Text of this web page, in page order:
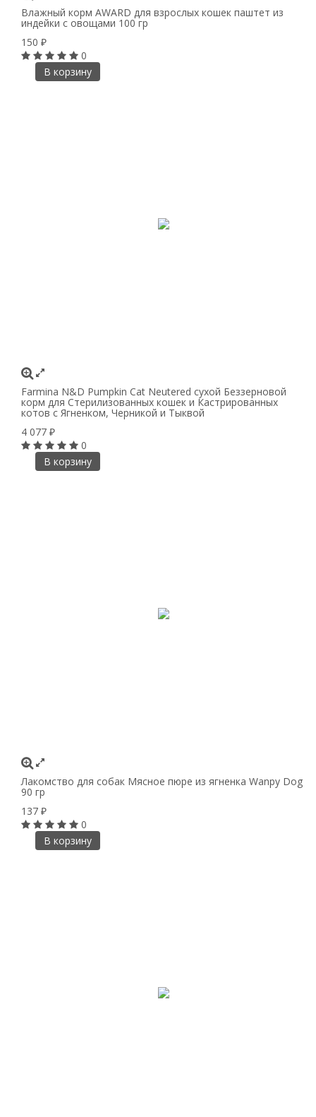
Влажный корм AWARD для взрослых кошек паштет из
индейки с овощами 100 гр
150 ₽
0
В корзину
Farmina N&D Pumpkin Cat Neutered сухой Беззерновой
корм для Стерилизованных кошек и Кастрированных
котов с Ягненком, Черникой и Тыквой
4 077 ₽
0
В корзину
Лакомство для собак Мясное пюре из ягненка Wanpy Dog
90 гр
137 ₽
0
В корзину